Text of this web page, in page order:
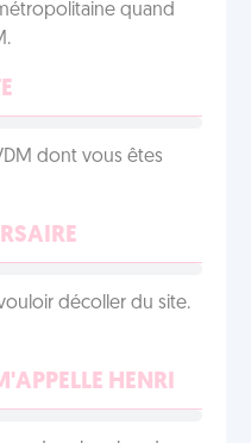
quand
dont vous êtes
décoller du site.
HENRI